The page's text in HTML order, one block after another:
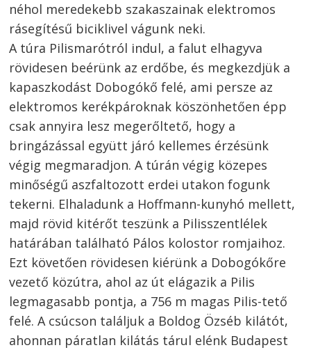
néhol meredekebb szakaszainak elektromos
rásegítésű biciklivel vágunk neki.
A túra Pilismarótról indul, a falut elhagyva
rövidesen beérünk az erdőbe, és megkezdjük a
kapaszkodást Dobogókő felé, ami persze az
elektromos kerékpároknak köszönhetően épp
csak annyira lesz megerőltető, hogy a
bringázással együtt járó kellemes érzésünk
végig megmaradjon. A túrán végig közepes
minőségű aszfaltozott erdei utakon fogunk
tekerni. Elhaladunk a Hoffmann-kunyhó mellett,
majd rövid kitérőt teszünk a Pilisszentlélek
határában található Pálos kolostor romjaihoz.
Ezt követően rövidesen kiérünk a Dobogókőre
vezető közútra, ahol az út elágazik a Pilis
legmagasabb pontja, a 756 m magas Pilis-tető
felé. A csúcson találjuk a Boldog Özséb kilátót,
ahonnan páratlan kilátás tárul elénk Budapest
Bejegyzés
navigáció